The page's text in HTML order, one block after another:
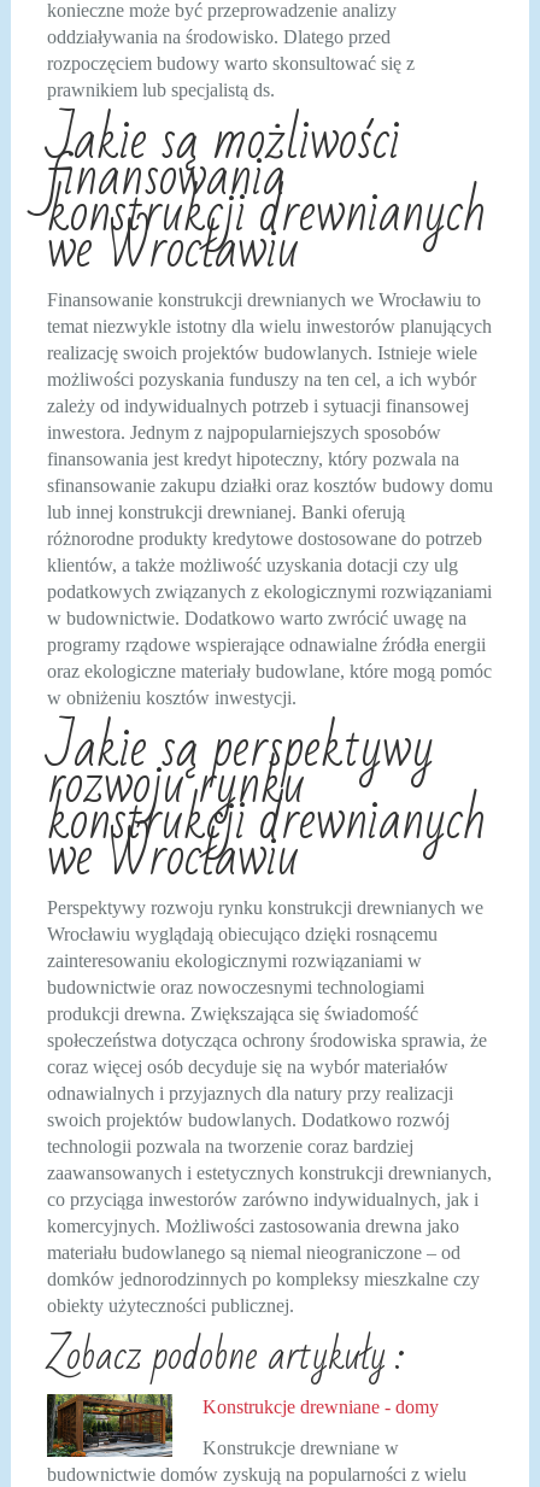
konieczne może być przeprowadzenie analizy
oddziaływania na środowisko. Dlatego przed
rozpoczęciem budowy warto skonsultować się z
prawnikiem lub specjalistą ds.
Jakie są możliwości
finansowania
konstrukcji drewnianych
we Wrocławiu
Finansowanie konstrukcji drewnianych we Wrocławiu to
temat niezwykle istotny dla wielu inwestorów planujących
realizację swoich projektów budowlanych. Istnieje wiele
możliwości pozyskania funduszy na ten cel, a ich wybór
zależy od indywidualnych potrzeb i sytuacji finansowej
inwestora. Jednym z najpopularniejszych sposobów
finansowania jest kredyt hipoteczny, który pozwala na
sfinansowanie zakupu działki oraz kosztów budowy domu
lub innej konstrukcji drewnianej. Banki oferują
różnorodne produkty kredytowe dostosowane do potrzeb
klientów, a także możliwość uzyskania dotacji czy ulg
podatkowych związanych z ekologicznymi rozwiązaniami
w budownictwie. Dodatkowo warto zwrócić uwagę na
programy rządowe wspierające odnawialne źródła energii
oraz ekologiczne materiały budowlane, które mogą pomóc
w obniżeniu kosztów inwestycji.
Jakie są perspektywy
rozwoju rynku
konstrukcji drewnianych
we Wrocławiu
Perspektywy rozwoju rynku konstrukcji drewnianych we
Wrocławiu wyglądają obiecująco dzięki rosnącemu
zainteresowaniu ekologicznymi rozwiązaniami w
budownictwie oraz nowoczesnymi technologiami
produkcji drewna. Zwiększająca się świadomość
społeczeństwa dotycząca ochrony środowiska sprawia, że
coraz więcej osób decyduje się na wybór materiałów
odnawialnych i przyjaznych dla natury przy realizacji
swoich projektów budowlanych. Dodatkowo rozwój
technologii pozwala na tworzenie coraz bardziej
zaawansowanych i estetycznych konstrukcji drewnianych,
co przyciąga inwestorów zarówno indywidualnych, jak i
komercyjnych. Możliwości zastosowania drewna jako
materiału budowlanego są niemal nieograniczone – od
domków jednorodzinnych po kompleksy mieszkalne czy
obiekty użyteczności publicznej.
Zobacz podobne artykuły :
Konstrukcje drewniane - domy
Konstrukcje drewniane w
budownictwie domów zyskują na popularności z wielu